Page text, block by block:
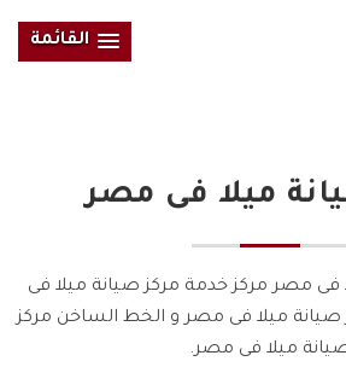
القائمة
ميلا فى مصر
فى مصر مركز خدمة مركز صيانة ميلا فى
ميلا فى مصر و الخط الساخن مركز
ميلا فى مصر.